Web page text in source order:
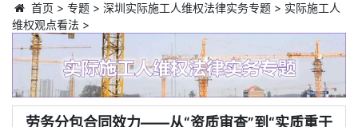
首页 > 专题> 深圳实际施工人维权法律实务专题> 实际施工人
维权观点看法 >
劳务分包合同效力——从“资质审查”到“实质重于